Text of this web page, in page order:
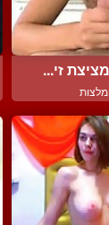
זי...